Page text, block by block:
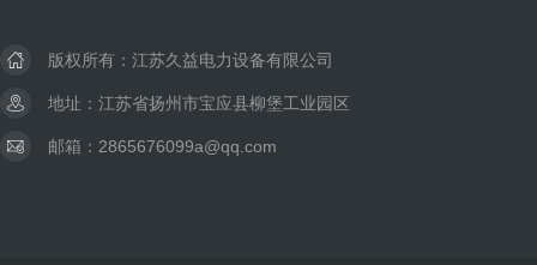
版权所有：江苏久益电力设备有限公司
地址：江苏省扬州市宝应县柳堡工业园区
邮箱：2865676099a@qq.com